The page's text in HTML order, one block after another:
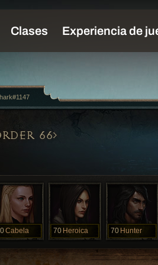
66
Cabela 70 Heroica 70 Hunter